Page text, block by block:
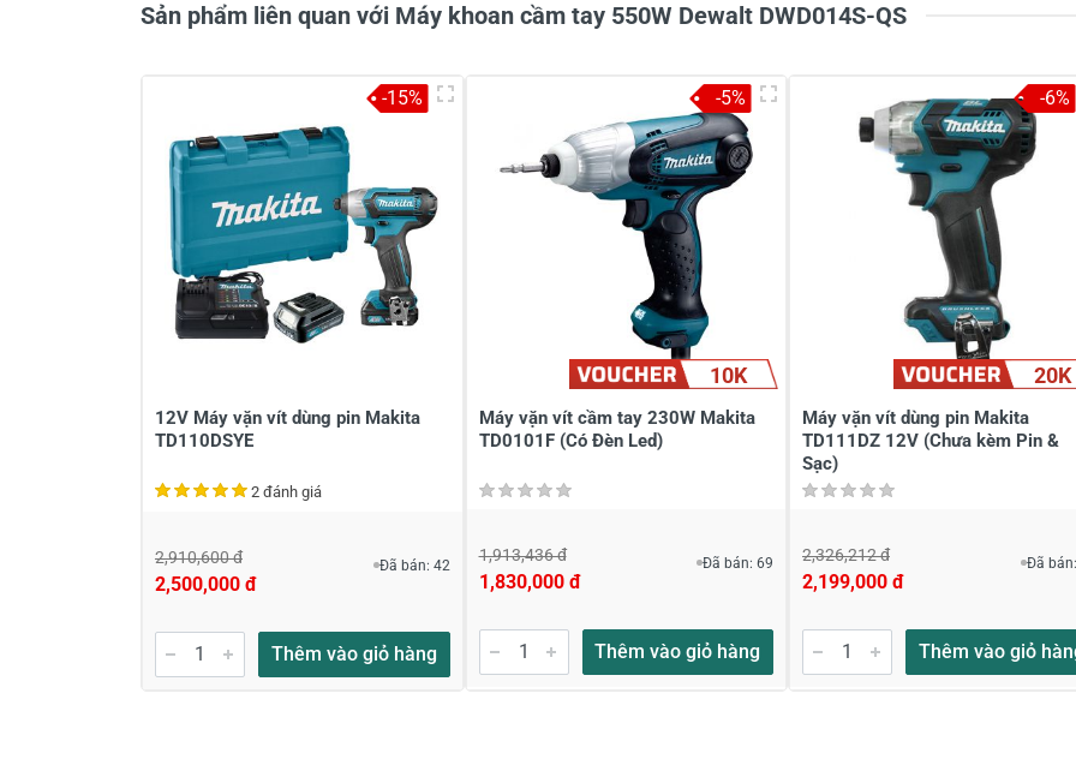
Sản phẩm liên quan với Máy khoan cầm tay 550W Dewalt DWD014S-QS
12V Máy vặn vít dùng pin Makita
TD110DSYE
2 đánh giá
2,910,600 đ
2,500,000 đ
Đã bán: 42
Thêm vào giỏ hàng
-15%
10K
Máy vặn vít cầm tay 230W Makita
TD0101F (Có Đèn Led)
1,913,436 đ
1,830,000 đ
Đã bán: 69
Thêm vào giỏ hàng
-5%
20K
Máy vặn vít dùng pin Makita
TD111DZ 12V (Chưa kèm Pin &
Sạc)
2,326,212 đ
2,199,000 đ
Đã
Thêm vào giỏ
-6%